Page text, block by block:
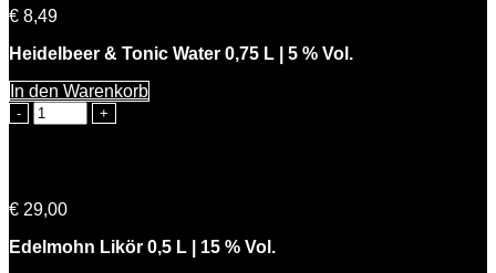
€ 8,49
Heidelbeer & Tonic Water 0,75 L | 5 % Vol.
In den Warenkorb
Heidelbeer
&
L
5
€ 29,00
Edelmohn Likör 0,5 L | 15 % Vol.